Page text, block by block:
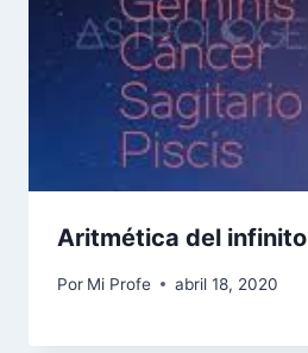
Aritmética del infinito
Por Mi Profe abril 18, 2020